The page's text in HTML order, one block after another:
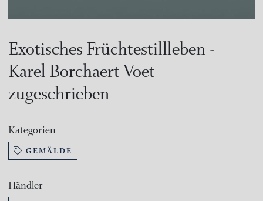
Exotisches Früchtestillleben -
Karel Borchaert Voet
zugeschrieben
Kategorien
GEMÄLDE
Händler